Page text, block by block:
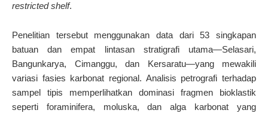
restricted shelf.
Penelitian tersebut menggunakan data dari 53 singkapan
batuan dan empat lintasan stratigrafi utama—Selasari,
Bangunkarya, Cimanggu, dan Kersaratu—yang mewakili
variasi fasies karbonat regional. Analisis petrografi terhadap
sampel tipis memperlihatkan dominasi fragmen bioklastik
seperti foraminifera, moluska, dan alga karbonat yang